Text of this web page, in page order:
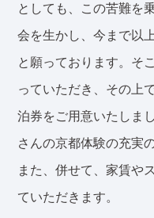
としても、この苦難を
会を生かし、今まで以
と願っております。そ
っていただき、その上
泊券をご用意いたしま
さんの京都体験の充実
また、併せて、家賃や
ていただきます。